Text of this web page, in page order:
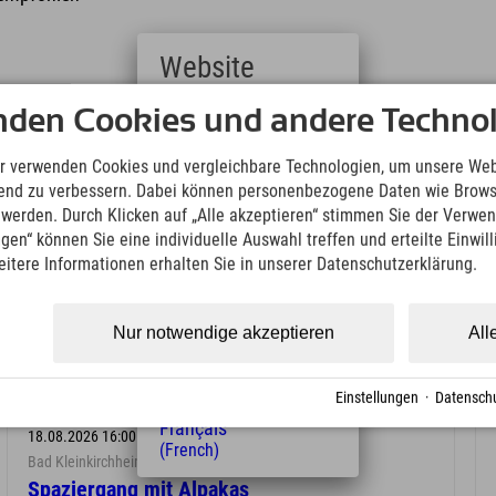
18.08.2026 16:00 Uhr
Bad Kleinkirchheim
Spaziergang mit Alpakas
Cookies und andere
verwenden Cookies und vergleichbare Technologien, um unsere
zu verbessern. Dabei können personenbezogene Daten wie
Durch Klicken auf „Alle akzeptieren“ stimmen Sie der
können Sie eine individuelle Auswahl treffen und erteilte
Informationen erhalten Sie in unserer Datenschutzerklärung.
Nur notwendige akzeptieren
Einstellungen ·
Website
Deutsch
(German)
English
(English)
Italiano
(Italian)
Čeština
(Czech)
Magyar
Nederlands
Français
(French)